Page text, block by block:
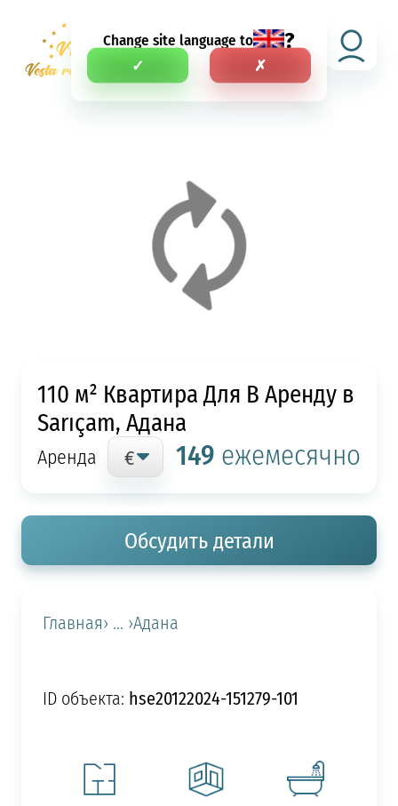
Change site language to ?
✓ ✗
RU
110 м² Квартира Для В Аренду в
Sarıçam, Адана
Аренда 149 ежемесячно
Обсудить детали
Главная› ... ›Адана
ID объекта: hse20122024-151279-101